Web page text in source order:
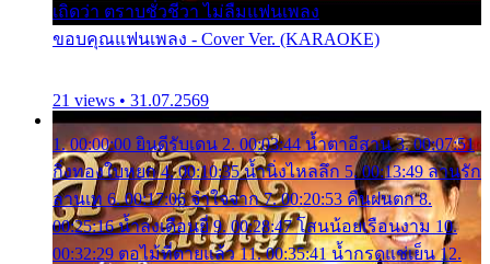
เถิดว่า ตราบชั่วชีวา ไม่ลืมแฟนเพลง
ขอบคุณแฟนเพลง - Cover Ver. (KARAOKE)
21 views • 31.07.2569
1. 00:00:00 ยินดีรับเดน 2. 00:03:44 น้ำตาอีสาน 3. 00:07:51
กิ่งทองใบหยก 4. 00:10:35 น้ำนิ่งไหลลึก 5. 00:13:49 ลานรัก
ลานเท 6. 00:17:06 จำใจจาก 7. 00:20:53 คืนฝนตก 8.
00:25:16 น้ำลงเดือนยี่ 9. 00:28:47 โสนน้อยเรือนงาม 10.
00:32:29 ตอไม้ที่ตายแล้ว 11. 00:35:41 น้ำกรดแช่เย็น 12.